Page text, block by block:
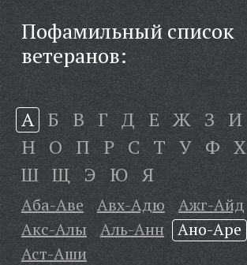
Пофамильный список
ветеранов:
А Б В Г Д Е Ж З И
Н О П Р С Т У Ф Х
Ш Щ Э Ю Я
Аба-Аве Авх-Адю Ажг-Айд
Акс-Алы
Аль-Анн Ано-Аре
Аст-Аши